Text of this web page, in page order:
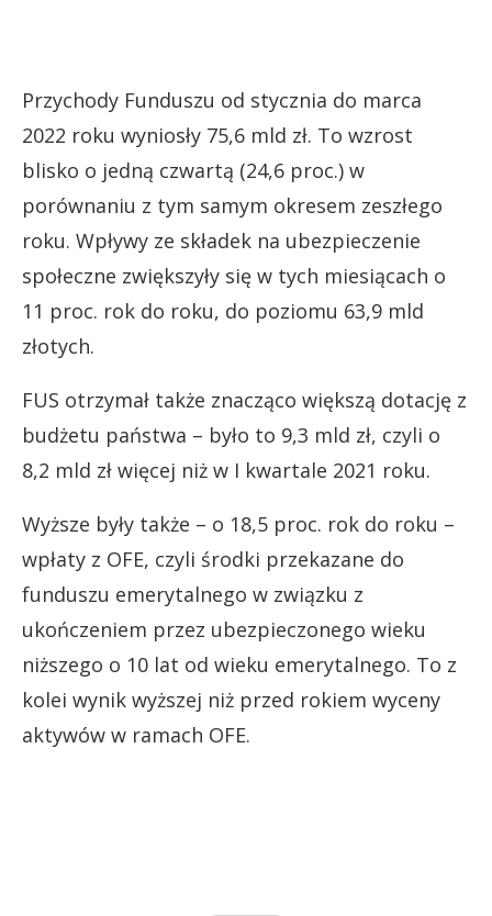
Przychody Funduszu od stycznia do marca
2022 roku wyniosły 75,6 mld zł. To wzrost
blisko o jedną czwartą (24,6 proc.) w
porównaniu z tym samym okresem zeszłego
roku. Wpływy ze składek na ubezpieczenie
społeczne zwiększyły się w tych miesiącach o
11 proc. rok do roku, do poziomu 63,9 mld
złotych.
FUS otrzymał także znacząco większą dotację z
budżetu państwa – było to 9,3 mld zł, czyli o
8,2 mld zł więcej niż w I kwartale 2021 roku.
Wyższe były także – o 18,5 proc. rok do roku –
wpłaty z OFE, czyli środki przekazane do
funduszu emerytalnego w związku z
ukończeniem przez ubezpieczonego wieku
niższego o 10 lat od wieku emerytalnego. To z
kolei wynik wyższej niż przed rokiem wyceny
aktywów w ramach OFE.